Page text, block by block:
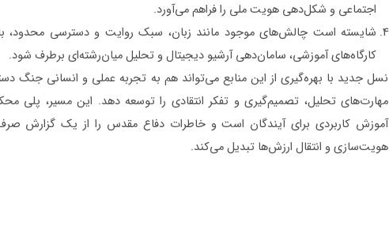
اجتماعی و شکل‌دهی هویت ملی را فراهم می‌آورد.
شایسته است چالش‌های موجود مانند زبان، سبک روایت و دسترسی محدود، با
کارگاه‌های آموزشی، سامان‌دهی آرشیو دیجیتال و تحلیل میان‌رشته‌ای برطرف شود.
نسل جدید با بهره‌گیری از این منابع می‌تواند هم به تجربه عملی و انسانی جنگ
مهارت‌های تحلیل، تصمیم‌گیری و تفکر انتقادی را توسعه دهد. این مسیر، پلی
آموزش کاربردی برای آیندگان است و خاطرات دفاع مقدس را از یک گزارش صرف،
هویت‌سازی و انتقال ارزش‌ها تبدیل می‌کند.